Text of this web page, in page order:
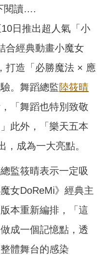
閱讀….
日推出超人氣「小
合經典動畫小魔女
打造「必勝魔法 × 應
。舞蹈總監陸筱晴
「舞蹈也特別致敬
此外，「樂天五本
，成為一大亮點。
監筱晴表示一定吸
女DoReMi》經典主
本重新編排，「這
成一個記憶點，透
體舞台的感染